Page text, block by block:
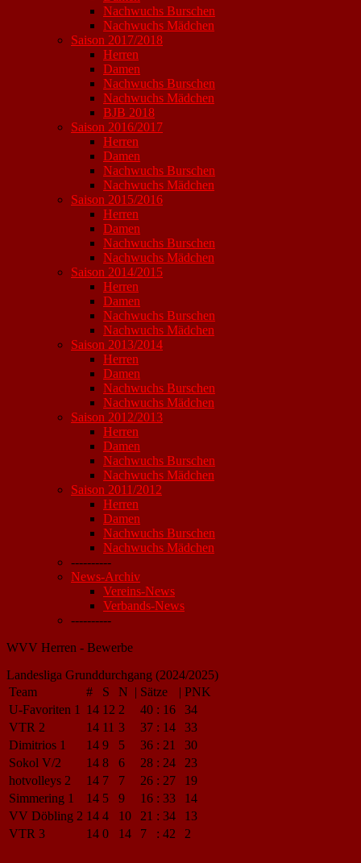
Nachwuchs Burschen
Nachwuchs Mädchen
Saison 2017/2018
Herren
Damen
Nachwuchs Burschen
Nachwuchs Mädchen
BJB 2018
Saison 2016/2017
Herren
Damen
Nachwuchs Burschen
Nachwuchs Mädchen
Saison 2015/2016
Herren
Damen
Nachwuchs Burschen
Nachwuchs Mädchen
Saison 2014/2015
Herren
Damen
Nachwuchs Burschen
Nachwuchs Mädchen
Saison 2013/2014
Herren
Damen
Nachwuchs Burschen
Nachwuchs Mädchen
Saison 2012/2013
Herren
Damen
Nachwuchs Burschen
Nachwuchs Mädchen
Saison 2011/2012
Herren
Damen
Nachwuchs Burschen
Nachwuchs Mädchen
----------
News-Archiv
Vereins-News
Verbands-News
----------
WVV Herren - Bewerbe
Landesliga Grunddurchgang (2024/2025)
Team
# S N | Sätze | PNK
U-Favoriten 1
14 12 2 40 : 16
34
VTR 2
14 11 3 37 : 14
33
Dimitrios 1
14 9 5 36 : 21
30
Sokol V/2
14 8 6 28 : 24
23
hotvolleys 2
14 7 7 26 : 27
19
Simmering 1
14 5 9 16 : 33
14
VV Döbling 2 14 4 10 21 : 34
13
VTR 3
14 0 14 7 : 42 2